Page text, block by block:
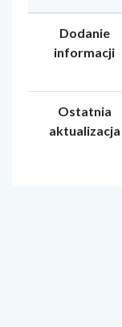
Dodanie
informacji
Ostatnia
aktualizacja